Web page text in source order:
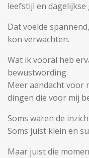
leefstijl en dagelijkse
Dat voelde
kon verwachten.
Wat ik vooral heb
bewustwording.
Meer aandacht voor
dingen die voor mij
Soms waren de
Soms juist klein en
Maar juist die